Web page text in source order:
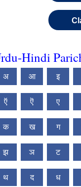
Hindi
अ आ इ
ऍ ऎ ए
क ख ग
झ ञ ट
थ द ध